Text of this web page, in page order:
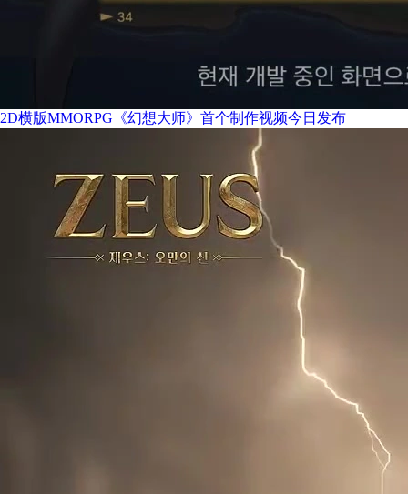
2D横版MMORPG《幻想大师》首个制作视频今日发布